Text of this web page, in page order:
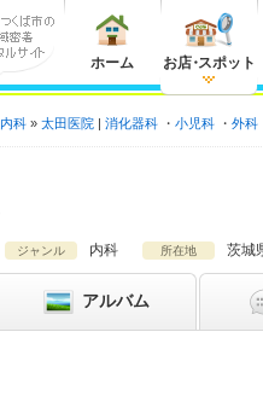
ホーム お店・スポット
内科 太田医院 消化器科 小児科 外科
ジャンル 内科 所在地 茨城
アルバム